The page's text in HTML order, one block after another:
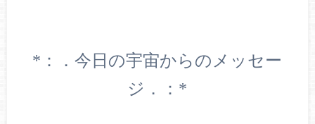
*：．今日の宇宙からのメッセー
ジ．：*